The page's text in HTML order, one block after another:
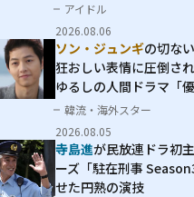
アイドル
2026.08.06
ソン・ジュンギの切な
狂おしい表情に圧倒され
ゆるしの人間ドラマ「
男」
韓流・海外スター
2026.08.05
寺島進が民放連ドラ初
ーズ「駐在刑事
せた円熟の演技